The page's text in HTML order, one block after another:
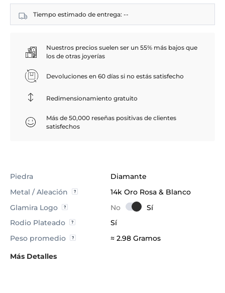
Tiempo estimado de entrega: --
Nuestros precios suelen ser un 55% más bajos que
los de otras joyerías
Devoluciones en 60 días si no estás satisfecho
Redimensionamiento gratuito
Más de 50,000 reseñas positivas de clientes
satisfechos
Piedra
Diamante
Metal / Aleación
14k Oro Rosa & Blanco
Glamira Logo
Rodio Plateado
Sí
Peso promedio
≈ 2.98 Gramos
Más Detalles